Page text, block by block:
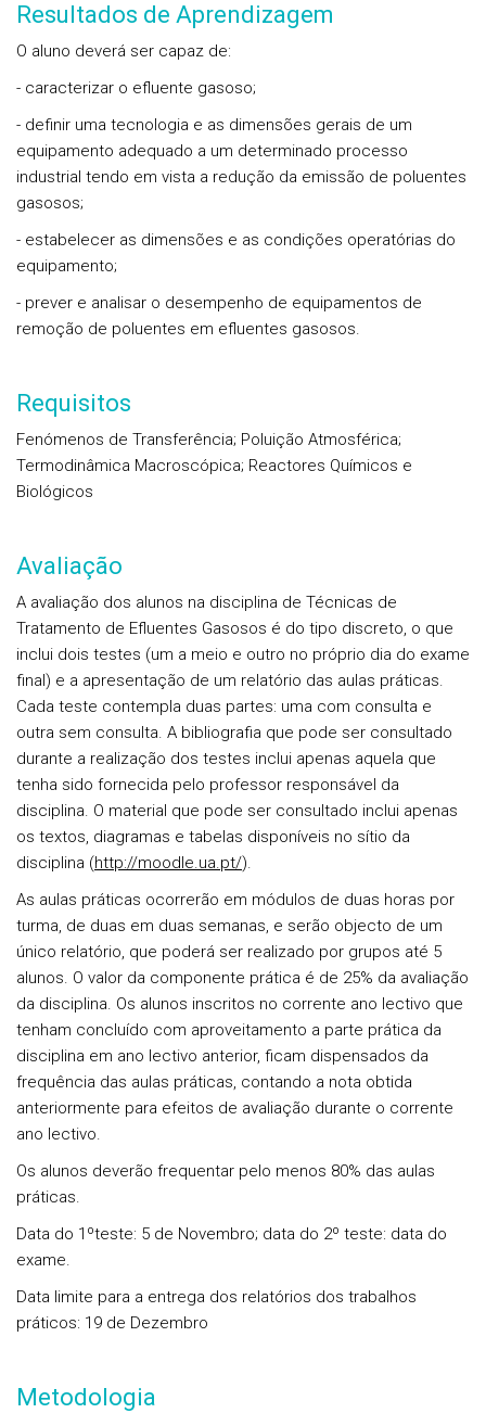
Resultados de Aprendizagem
O aluno deverá ser capaz de:
- caracterizar o efluente gasoso;
- definir uma tecnologia e as dimensões gerais de um
equipamento adequado a um determinado processo
industrial tendo em vista a redução da emissão de poluentes
gasosos;
- estabelecer as dimensões e as condições operatórias do
equipamento;
- prever e analisar o desempenho de equipamentos de
remoção de poluentes em efluentes gasosos.
Requisitos
Fenómenos de Transferência; Poluição Atmosférica;
Termodinâmica Macroscópica; Reactores Químicos e
Biológicos
Avaliação
A avaliação dos alunos na disciplina de Técnicas de
Tratamento de Efluentes Gasosos é do tipo discreto, o que
inclui dois testes (um a meio e outro no próprio dia do exame
final) e a apresentação de um relatório das aulas práticas.
Cada teste contempla duas partes: uma com consulta e
outra sem consulta. A bibliografia que pode ser consultado
durante a realização dos testes inclui apenas aquela que
tenha sido fornecida pelo professor responsável da
disciplina. O material que pode ser consultado inclui apenas
os textos, diagramas e tabelas disponíveis no sítio da
disciplina (http://moodle.ua.pt/).
As aulas práticas ocorrerão em módulos de duas horas por
turma, de duas em duas semanas, e serão objecto de um
único relatório, que poderá ser realizado por grupos até 5
alunos. O valor da componente prática é de 25% da avaliação
da disciplina. Os alunos inscritos no corrente ano lectivo que
tenham concluído com aproveitamento a parte prática da
disciplina em ano lectivo anterior, ficam dispensados da
frequência das aulas práticas, contando a nota obtida
anteriormente para efeitos de avaliação durante o corrente
ano lectivo.
Os alunos deverão frequentar pelo menos 80% das aulas
práticas.
Data do 1ºteste: 5 de Novembro; data do 2º teste: data do
exame.
Data limite para a entrega dos relatórios dos trabalhos
práticos: 19 de Dezembro
Metodologia